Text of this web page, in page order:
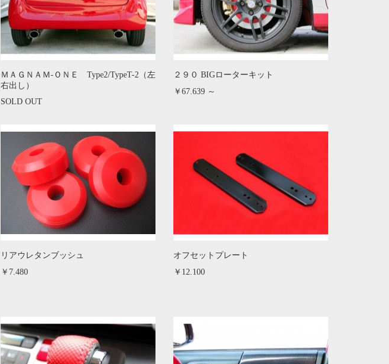
ＭＡＧＮＡＭ-ＯＮＥ Type2/TypeT-2（左
右出し）
SOLD OUT
２９０ BIGローターキット
￥67.639 ～
リアウレタンブッシュ
￥7.480
オフセットプレート
￥12.100